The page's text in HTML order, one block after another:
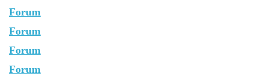
Forum
Forum
Forum
Forum